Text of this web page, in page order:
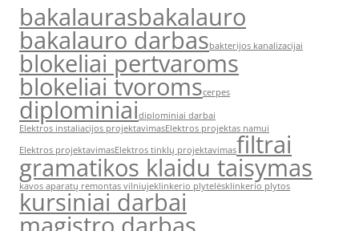
bakalaurasbakalauro
bakalauro darbasbakterijos kanalizacijai
blokeliai pertvaroms
blokeliai tvoromscerpes
diplominiaidiplominiai darbai
Elektros instaliacijos projektavimasElektros projektas namui
Elektros projektavimasElektros tinklų projektavimasfiltrai
gramatikos klaidu taisymas
kavos aparatų remontas vilniujeklinkerio plytelėsklinkerio plytos
kursiniai darbai